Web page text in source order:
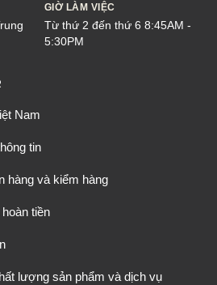
GIỜ LÀM VIỆC
Từ thứ 2 đến thứ 6 8:45AM -
5:30PM
Nam
tin
hàng và kiểm hàng
tiền
lượng sản phẩm và dịch vụ